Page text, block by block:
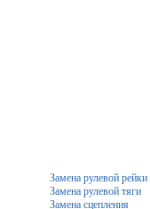
Замена рулевой рейки
Замена рулевой тяги
Замена сцепления